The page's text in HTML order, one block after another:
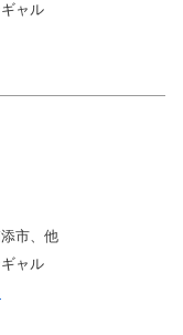
ャル
市、他
ャル